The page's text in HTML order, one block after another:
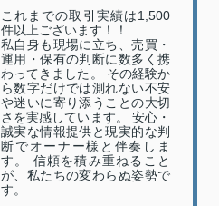
これまでの取引実績は1,500
件以上ございます！！
私自身も現場に立ち、売買・
運用・保有の判断に数多く携
わってきました。 その経験か
ら数字だけでは測れない不安
や迷いに寄り添うことの大切
さを実感しています。 安心・
誠実な情報提供と現実的な判
断でオーナー様と伴奏しま
す。 信頼を積み重ねること
が、私たちの変わらぬ姿勢で
す。